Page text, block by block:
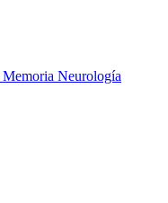
Memoria Neurología